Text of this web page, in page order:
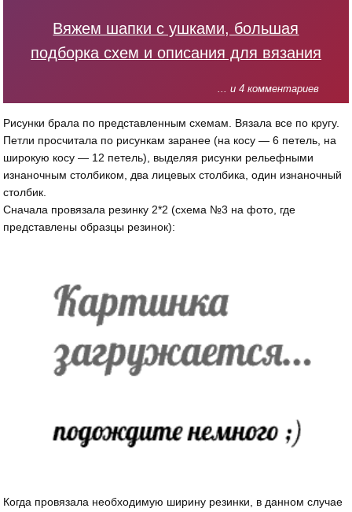
Вяжем шапки с ушками, большая
подборка схем и описания для вязания
... и 4 комментариев
Рисунки брала по представленным схемам. Вязала все по кругу.
Петли просчитала по рисункам заранее (на косу — 6 петель, на
широкую косу — 12 петель), выделяя рисунки рельефными
изнаночным столбиком, два лицевых столбика, один изнаночный
столбик.
Сначала провязала резинку 2*2 (схема №3 на фото, где
представлены образцы резинок):
Когда провязала необходимую ширину резинки, в данном случае